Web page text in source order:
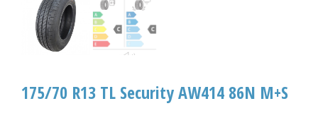
175/70 R13 TL Security AW414 86N M+S